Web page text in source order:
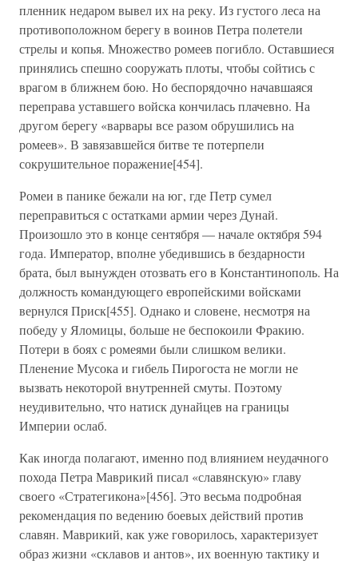
пленник недаром вывел их на реку. Из густого леса на
противоположном берегу в воинов Петра полетели
стрелы и копья. Множество ромеев погибло. Оставшиеся
принялись спешно сооружать плоты, чтобы сойтись с
врагом в ближнем бою. Но беспорядочно начавшаяся
переправа уставшего войска кончилась плачевно. На
другом берегу «варвары все разом обрушились на
ромеев». В завязавшейся битве те потерпели
сокрушительное поражение[454].
Ромеи в панике бежали на юг, где Петр сумел
переправиться с остатками армии через Дунай.
Произошло это в конце сентября — начале октября 594
года. Император, вполне убедившись в бездарности
брата, был вынужден отозвать его в Константинополь. На
должность командующего европейскими войсками
вернулся Приск[455]. Однако и словене, несмотря на
победу у Яломицы, больше не беспокоили Фракию.
Потери в боях с ромеями были слишком велики.
Пленение Мусока и гибель Пирогоста не могли не
вызвать некоторой внутренней смуты. Поэтому
неудивительно, что натиск дунайцев на границы
Империи ослаб.
Как иногда полагают, именно под влиянием неудачного
похода Петра Маврикий писал «славянскую» главу
своего «Стратегикона»[456]. Это весьма подробная
рекомендация по ведению боевых действий против
славян. Маврикий, как уже говорилось, характеризует
образ жизни «склавов и антов», их военную тактику и